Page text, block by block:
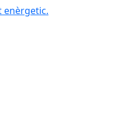
enèrgetic.
enèrgetic.